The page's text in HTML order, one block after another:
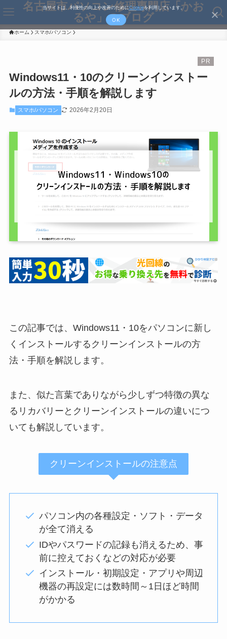
名古屋市パソコン修理専門店「かお
るや」のブログ
ホーム スマホ/パソコン
Windows11・10のクリーンインストー
ルの方法・手順を解説します
スマホ/パソコン 2026年2月20日
この記事では、Windows11・10をパソコンに新し
くインストールするクリーンインストールの方
法・手順を解説します。
また、似た言葉でありながら少しずつ特徴の異な
るリカバリーとクリーンインストールの違いにつ
いても解説しています。
クリーンインストールの注意点
パソコン内の各種設定・ソフト・データ
が全て消える
IDやパスワードの記録も消えるため、事
前に控えておくなどの対応が必要
インストール・初期設定・アプリや周辺
機器の再設定には数時間～1日ほど時間
がかかる
当サイトは、利便性の向上や改善のためにCookieを利用しています。
OK